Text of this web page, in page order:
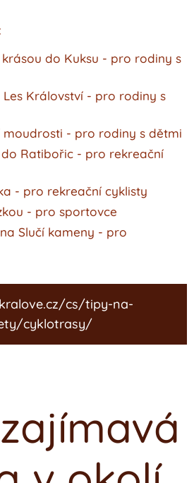
do Kuksu - pro rodiny s
Království - pro rodiny s
moudrosti - pro rodiny s dětmi
Ratibořic - pro rekreační
- pro rekreační cyklisty
- pro sportovce
Slučí kameny - pro
cs/tipy-na-
cyklotrasy/